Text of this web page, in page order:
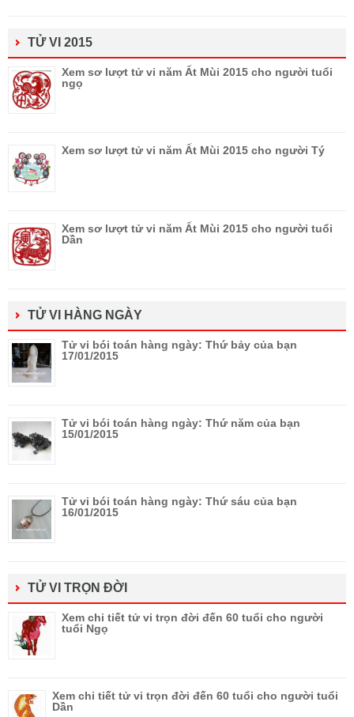
TỬ VI 2015
Xem sơ lượt tử vi năm Ất Mùi 2015 cho người tuổi
ngọ
Xem sơ lượt tử vi năm Ất Mùi 2015 cho người Tý
Xem sơ lượt tử vi năm Ất Mùi 2015 cho người tuổi
Dần
TỬ VI HÀNG NGÀY
Tử vi bói toán hàng ngày: Thứ bảy của bạn
17/01/2015
Tử vi bói toán hàng ngày: Thứ năm của bạn
15/01/2015
Tử vi bói toán hàng ngày: Thứ sáu của bạn
16/01/2015
TỬ VI TRỌN ĐỜI
Xem chi tiết tử vi trọn đời đến 60 tuổi cho người
tuổi Ngọ
Xem chi tiết tử vi trọn đời đến 60 tuổi cho người tuổi
Dần